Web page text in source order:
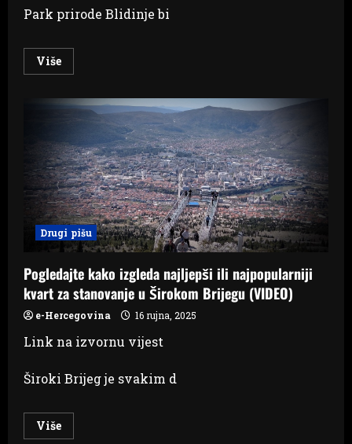
Park prirode Blidinje bi
VišeRead
more
Posušje
organizira
automobila
na
Blidinju
Drugi pišu
Pogledajte kako izgleda najljepši ili najpopularniji
kvart za stanovanje u Širokom Brijegu (VIDEO)
e-Hercegovina 16 rujna, 2025
Link na izvornu vijest
Široki Brijeg je svakim d
VišeRead
more